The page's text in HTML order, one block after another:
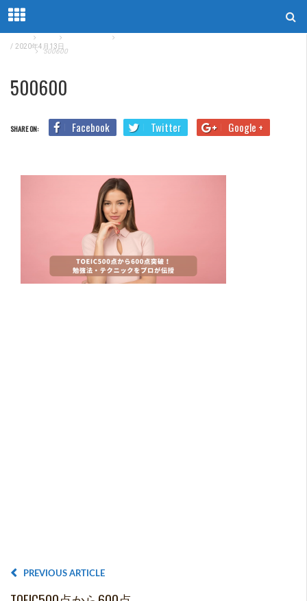
が伝授
500600
/ 2020年4月13日
500600
SHARE ON: Facebook Twitter Google +
PREVIOUS ARTICLE